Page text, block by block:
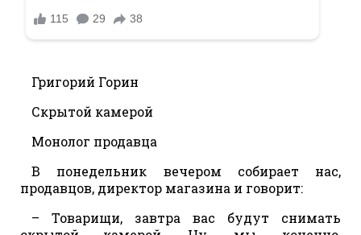
Григорий Горин
Скрытой камерой
Монолог продавца
В понедельник вечером собирает нас,
продавцов, директор магазина и говорит:
– Товарищи, завтра вас будут снимать